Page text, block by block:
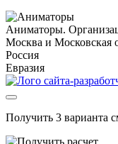
Аниматоры.
Москва и Московская
Россия
Евразия
Получить 3 варианта